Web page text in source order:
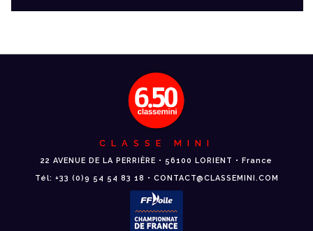
CLASSE MINI
22 AVENUE DE LA PERRIÈRE • 56100 LORIENT • France
Tél: +33 (0)9 54 54 83 18 • CONTACT@CLASSEMINI.COM